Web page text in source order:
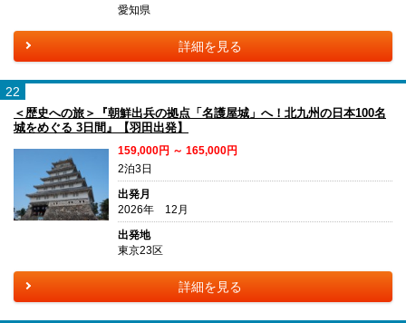
愛知県
詳細を見る
22
＜歴史への旅＞『朝鮮出兵の拠点「名護屋城」へ！北九州の日本100名
城をめぐる 3日間』【羽田出発】
159,000円 ～ 165,000円
2泊3日
出発月
2026年 12月
出発地
東京23区
詳細を見る